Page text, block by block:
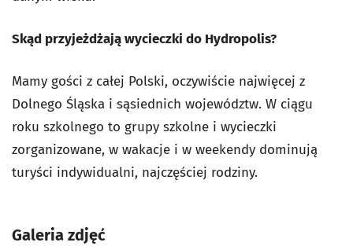
Skąd przyjeżdżają wycieczki do Hydropolis?
Mamy gości z całej Polski, oczywiście najwięcej z
Dolnego Śląska i sąsiednich województw. W ciągu
roku szkolnego to grupy szkolne i wycieczki
zorganizowane, w wakacje i w weekendy dominują
turyści indywidualni, najczęściej rodziny.
Galeria zdjęć